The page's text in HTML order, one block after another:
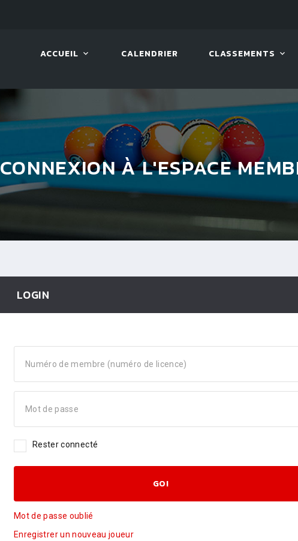
ACCUEIL CALENDRIER CLASSEMENTS
CONNEXION À L'ESPACE
LOGIN
Numéro de membre (numéro de licence)
Mot de passe
Rester connecté
GO!
Mot de passe oublié
Enregistrer un nouveau joueur